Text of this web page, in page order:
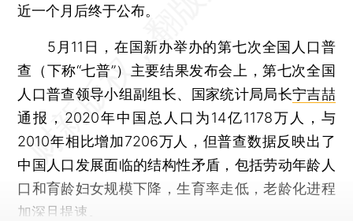
近一个月后终于公布。
5月11日，在国新办举办的第七次全国人口普
查（下称“七普”）主要结果发布会上，第七次全国
人口普查领导小组副组长、国家统计局局长宁吉喆
通报，2020年中国总人口为14亿1178万人，与
2010年相比增加7206万人，但普查数据反映出了
中国人口发展面临的结构性矛盾，包括劳动年龄人
口和育龄妇女规模下降，生育率走低，老龄化进程
加深且提速。